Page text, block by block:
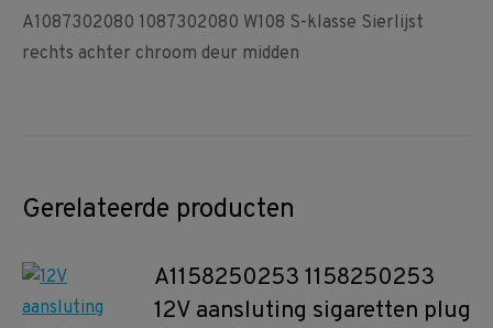
A1087302080 1087302080 W108 S-klasse Sierlijst
rechts achter chroom deur midden
Gerelateerde producten
A1158250253 1158250253
12V aansluting sigaretten plug